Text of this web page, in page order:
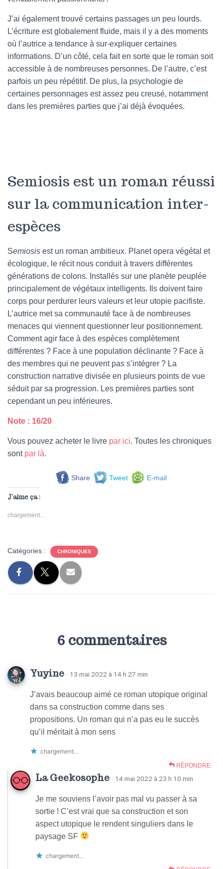
J’ai également trouvé certains passages un peu lourds.
L’écriture est globalement fluide, mais il y a des moments
où l’autrice a tendance à sur-expliquer certaines
informations. D’un côté, cela fait en sorte que le roman soit
accessible à de nombreuses personnes. De l’autre, c’est
parfois un peu répétitif. De plus, la psychologie de
certaines personnages est assez peu creusé, notamment
dans les premières parties que j’ai déjà évoquées.
Semiosis est un roman réussi
sur la communication inter-
espèces
Semiosis est un roman ambitieux. Planet opera végétal et
écologique, le récit nous conduit à travers différentes
générations de colons. Installés sur une planète peuplée
principalement de végétaux intelligents. Ils doivent faire
corps pour perdurer leurs valeurs et leur utopie pacifiste.
L’autrice met sa communauté face à de nombreuses
menaces qui viennent questionner leur positionnement.
Comment agir face à des espèces complètement
différentes ? Face à une population déclinante ? Face à
des membres qui ne peuvent pas s’intégrer ? La
construction narrative divisée en plusieurs points de vue
séduit par sa progression. Les premières parties sont
cependant un peu inférieures.
Note : 16/20
Vous pouvez acheter le livre par ici. Toutes les chroniques
sont par là.
Share Tweet E-mail
J’aime ça :
chargement…
Catégories : CHRONIQUES
6 commentaires
Yuyine · 13 mai 2022 à 14 h 27 min
J’avais beaucoup aimé ce roman utopique original
dans sa construction comme dans ses
propositions. Un roman qui n’a pas eu le succès
qu’il méritait à mon sens
chargement…
RÉPONDRE
La Geekosophe · 14 mai 2022 à 23 h 10 min
Je me souviens l’avoir pas mal vu passer à sa
sortie ! C’est vrai que sa construction et son
aspect utopique le rendent singuliers dans le
paysage SF
chargement…